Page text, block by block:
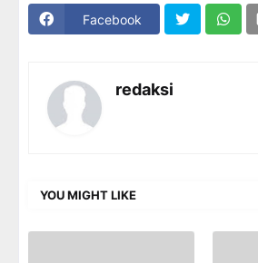
Facebook
redaksi
YOU MIGHT LIKE